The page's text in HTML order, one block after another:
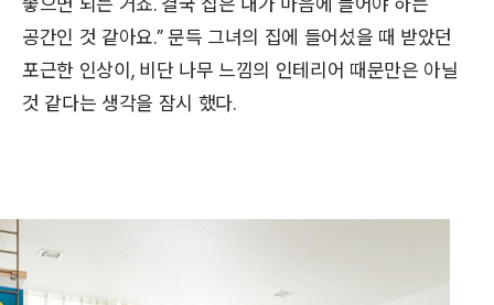
공간인 것 같아요.” 문득 그녀의 집에 들어섰을 때 받았던
포근한 인상이, 비단 나무 느낌의 인테리어 때문만은 아닐
것 같다는 생각을 잠시 했다.